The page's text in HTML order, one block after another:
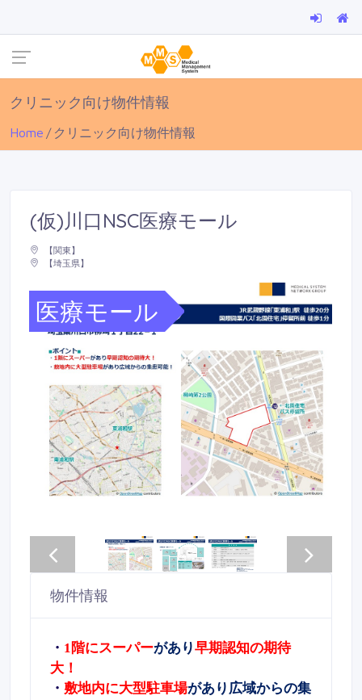
クリニック向け物件情報
Home クリニック向け物件情報
(仮)川口NSC医療モール
【関東】
【埼玉県】
医療モール
物件情報
・ 1階にスーパーがあり早期認知の期待
大！
・ 敷地内に大型駐車場があり広域からの集